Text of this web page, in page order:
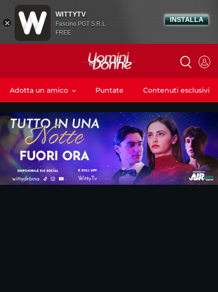
Adotta un amico Puntate Contenuti esclusivi
WITTYTV
Fascino PGT S.R.L
FREE
INSTALLA